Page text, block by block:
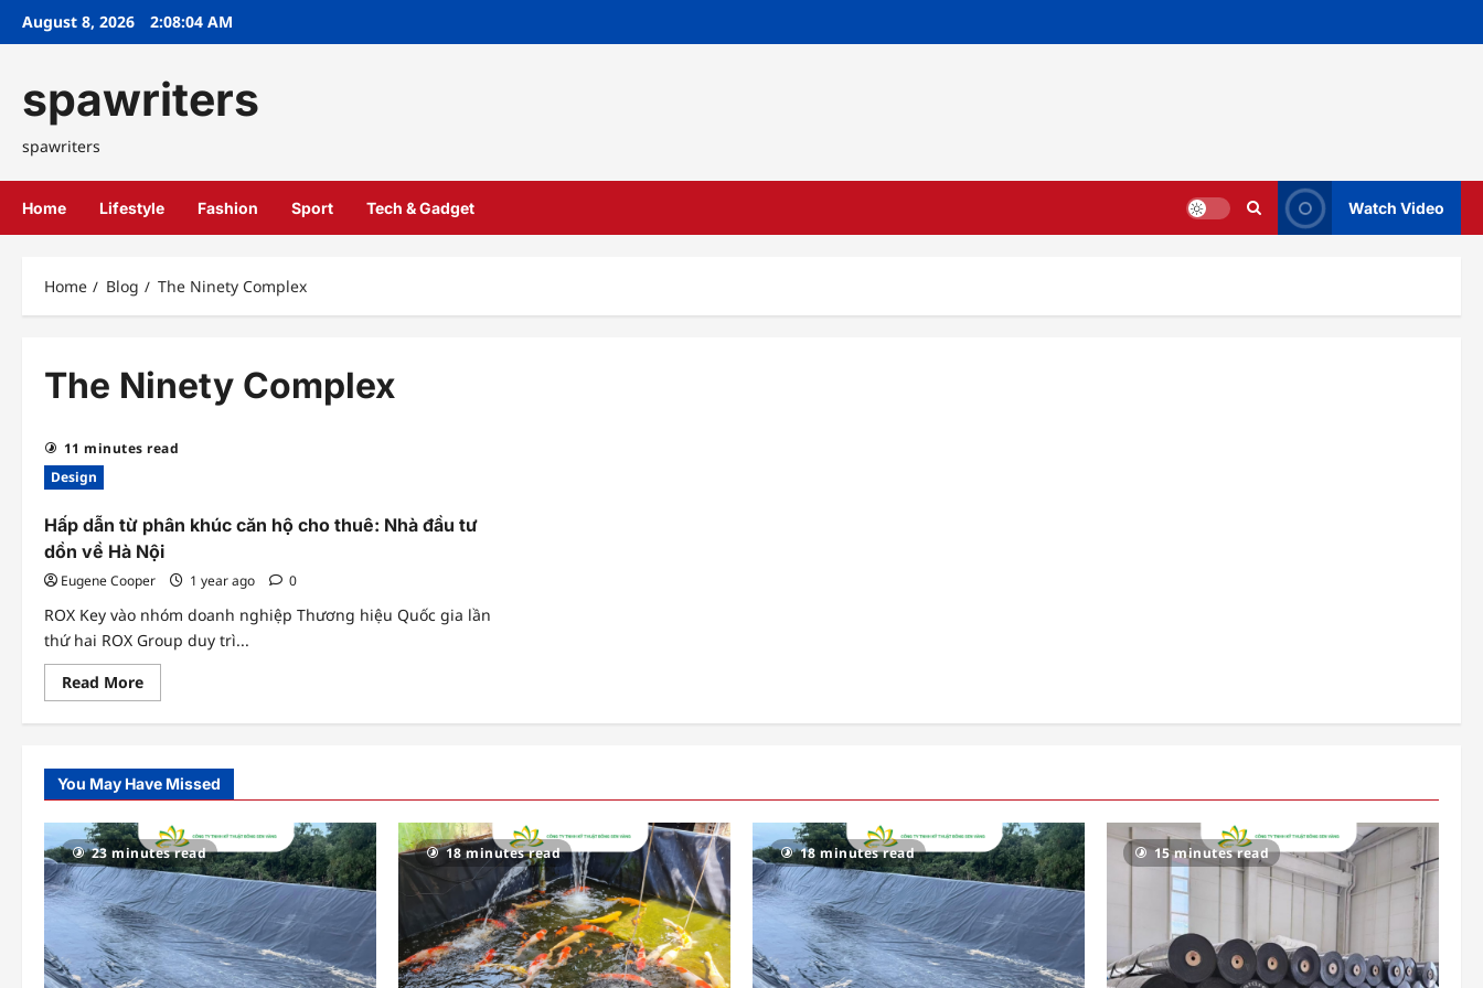
SkipAugust 8, 2026 2:08:04 AM
spawriters
spawriters
Home Lifestyle Fashion Sport Tech & Gadget Watch Video
Home Blog The Ninety Complex
The Ninety Complex
11 minutes read
Design
Hấp dẫn từ phân khúc căn hộ cho thuê: Nhà đầu tư
dồn về Hà Nội
Eugene Cooper 1 year ago 0
ROX Key vào nhóm doanh nghiệp Thương hiệu Quốc gia lần
thứ hai ROX Group duy trì...
Read MoreRead
more
Hấp
phân
khúc
căn
cho
thuê:
Nhà
đầu
tư
dồn
về
Hà
Nội
You May Have Missed
23 minutes read 18 minutes read 18 minutes read 15 minutes read